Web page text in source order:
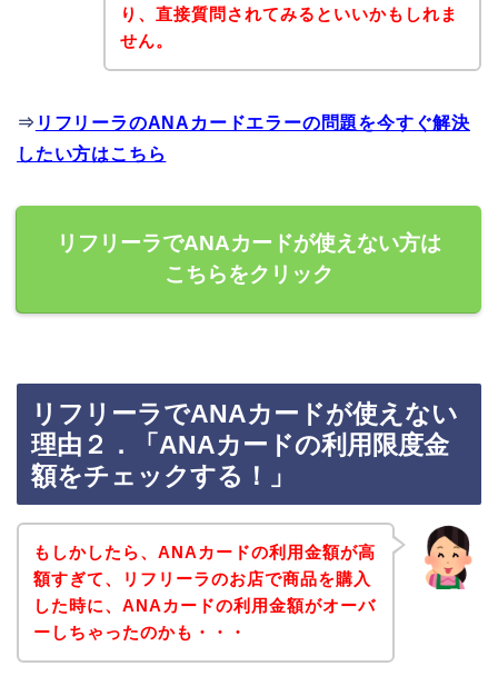
り、直接質問されてみるといいかもしれま
せん。
⇒ リフリーラのANAカードエラーの問題を今すぐ解決
したい方はこちら
リフリーラでANAカードが使えない方は
こちらをクリック
リフリーラでANAカードが使えない
理由２．「ANAカードの利用限度金
額をチェックする！」
もしかしたら、ANAカードの利用金額が高
額すぎて、リフリーラのお店で商品を購入
した時に、ANAカードの利用金額がオーバ
ーしちゃったのかも・・・